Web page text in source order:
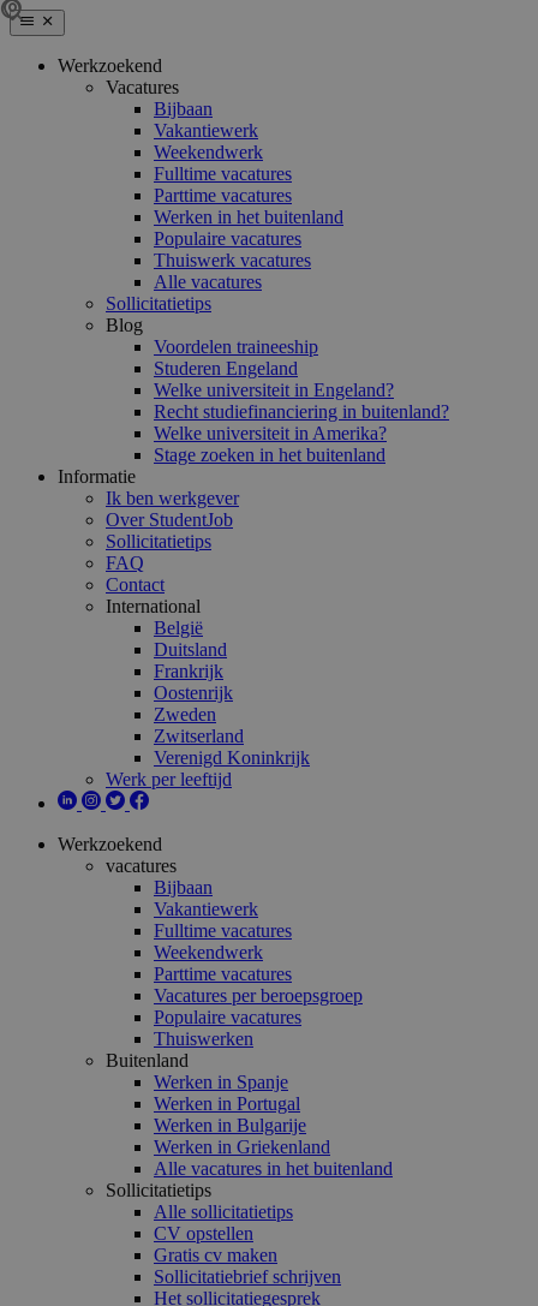
Werkzoekend
Vacatures
Bijbaan
Vakantiewerk
Weekendwerk
Fulltime vacatures
Parttime vacatures
Werken in het buitenland
Populaire vacatures
Thuiswerk vacatures
Alle vacatures
Sollicitatietips
Blog
Voordelen traineeship
Studeren Engeland
Welke universiteit in Engeland?
Recht studiefinanciering in buitenland?
Welke universiteit in Amerika?
Stage zoeken in het buitenland
Informatie
Ik ben werkgever
Over StudentJob
Sollicitatietips
FAQ
Contact
International
België
Duitsland
Frankrijk
Oostenrijk
Zweden
Zwitserland
Verenigd Koninkrijk
Werk per leeftijd
Werkzoekend
vacatures
Bijbaan
Vakantiewerk
Fulltime vacatures
Weekendwerk
Parttime vacatures
Vacatures per beroepsgroep
Populaire vacatures
Thuiswerken
Buitenland
Werken in Spanje
Werken in Portugal
Werken in Bulgarije
Werken in Griekenland
Alle vacatures in het buitenland
Sollicitatietips
Alle sollicitatietips
CV opstellen
Gratis cv maken
Sollicitatiebrief schrijven
Het sollicitatiegesprek